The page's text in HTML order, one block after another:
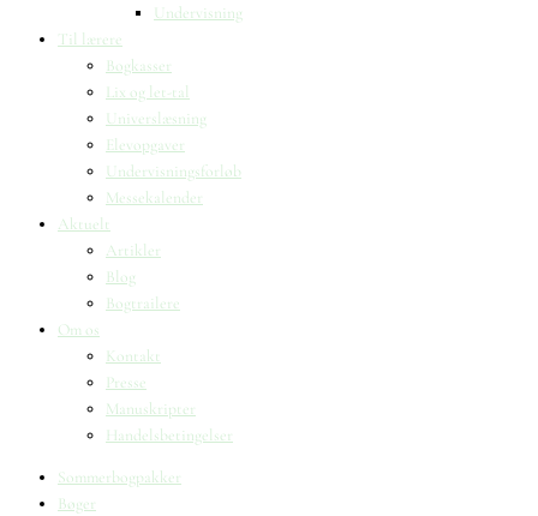
Undervisning
Til lærere
Bogkasser
Lix og let-tal
Universlæsning
Elevopgaver
Undervisningsforløb
Messekalender
Aktuelt
Artikler
Blog
Bogtrailere
Om os
Kontakt
Presse
Manuskripter
Handelsbetingelser
Sommerbogpakker
Bøger